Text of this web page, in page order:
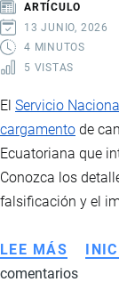
EN
EL
DE
ARTÍCULO
13 JUNIO, 2026
4 MINUTOS
5 VISTAS
El Servicio
cargamento de
Ecuatoriana que
Conozca los
falsificación y el
LEE MÁS SOBRE
SENAE
comentarios